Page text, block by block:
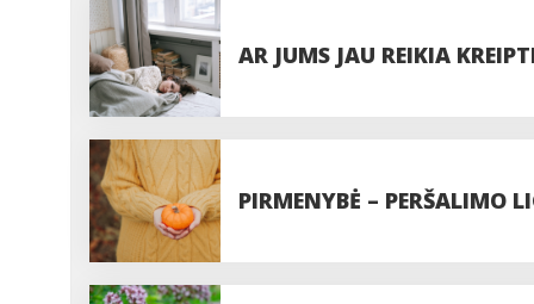
AR JUMS JAU REIKIA
PIRMENYBĖ – PERŠALIMO